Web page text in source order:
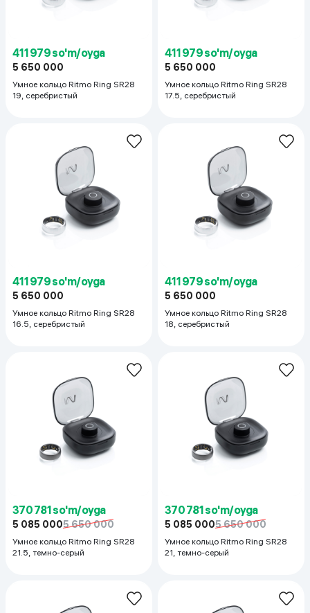
411 979 so'm/oyga
5 650 000
Умное кольцо Ritmo Ring SR28
19, cеребристый
411 979 so'm/oyga
5 650 000
Умное кольцо Ritmo Ring SR28
17.5, cеребристый
411 979 so'm/oyga
5 650 000
Умное кольцо Ritmo Ring SR28
16.5, cеребристый
411 979 so'm/oyga
5 650 000
Умное кольцо Ritmo Ring SR28
18, cеребристый
370 781 so'm/oyga
5 085 0005 650 000
Умное кольцо Ritmo Ring SR28
21.5, темно-серый
370 781 so'm/oyga
5 085 0005 650 000
Умное кольцо Ritmo Ring SR28
21, темно-серый